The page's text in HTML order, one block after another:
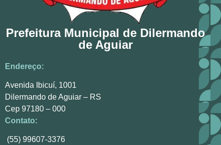
Prefeitura Municipal de Dilermando
de Aguiar
Endereço:
Avenida Ibicuí, 1001
Dilermando de Aguiar – RS
Cep 97180 – 000
Contato:
(55) 99607-3376